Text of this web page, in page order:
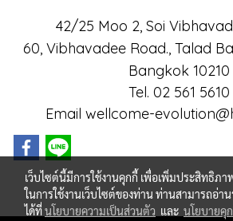
42/25 Moo 2, Soi
60, Vibhavadee Road., Talad
Bangkok 10210
Tel. 02 561 5610
Email wellcome-
เว็บไซต์นี้มีการใช้งานคุกกี้ เพื่อเพิ่มประสิทธิภ
ในการใช้งานเว็บไซต์ของท่าน ท่านสามารถอ่า
ได้ที่นโยบายความเป็นส่วนตัว และ นโยบายคุ